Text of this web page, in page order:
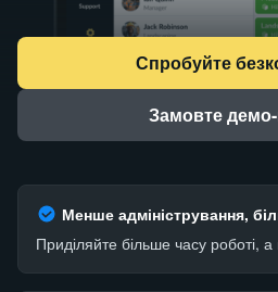
Спробуйте
Замовте
Менше адміністрування,
Приділяйте більше часу роботі,